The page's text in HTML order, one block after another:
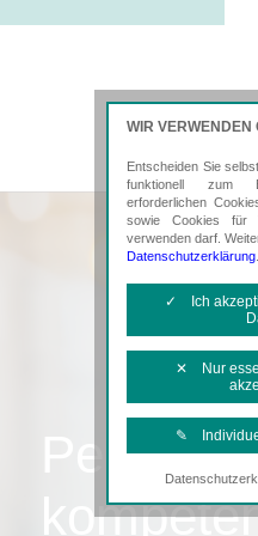
WIR VERWENDEN
Entscheiden Sie
funktionell zum
erforderlichen
sowie Cookies für
verwenden darf.
Datenschutzerklärung
✓ Ich
✕ Nur
✎
Diese